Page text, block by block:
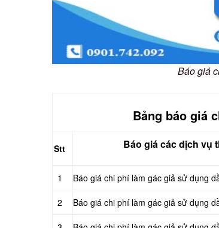
Báo giá
Bảng báo giá
Stt Báo giá các dịch vụ
1 Báo giá chi phí làm gác giả sử dụng
2 Báo giá chi phí làm gác giả sử dụng